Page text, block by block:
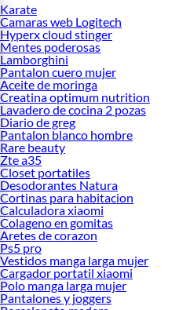
Karate
Camaras web Logitech
Hyperx cloud stinger
Mentes poderosas
Lamborghini
Pantalon cuero mujer
Aceite de moringa
Creatina optimum nutrition
Lavadero de cocina 2 pozas
Diario de greg
Pantalon blanco hombre
Rare beauty
Zte a35
Closet portatiles
Desodorantes Natura
Cortinas para habitacion
Calculadora xiaomi
Colageno en gomitas
Aretes de corazon
Ps5 pro
Vestidos manga larga mujer
Cargador portatil xiaomi
Polo manga larga mujer
Pantalones y joggers